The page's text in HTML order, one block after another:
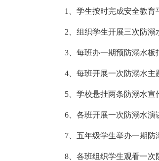
1、学生按时完成安全教育
2、组织学生开展三次防溺
3、每班办一期预防溺水板
4、每班开展一次防溺水主
5、学校悬挂两条防溺水宣
6、各班开展一次防溺水演
7、五年级学生举办一期防
8、各班组织学生观看一次